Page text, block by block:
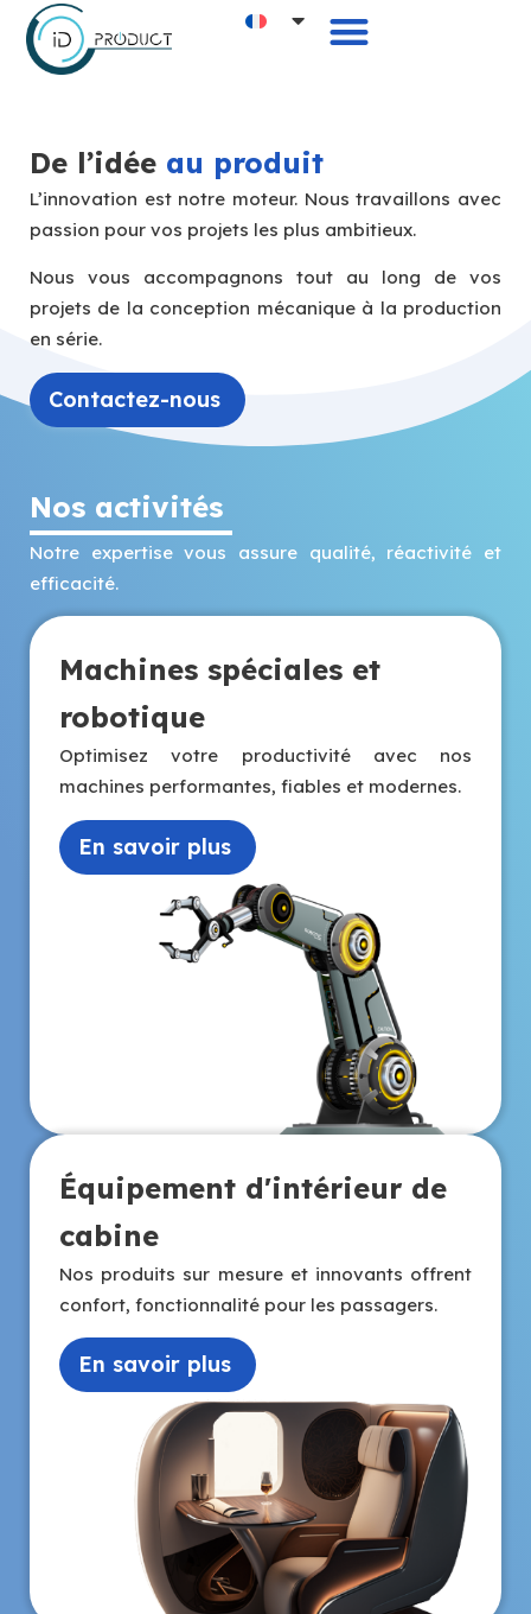
De l’idée au produit
L’innovation est notre moteur. Nous travaillons avec
passion pour vos projets les plus ambitieux.
Nous vous accompagnons tout au long de vos
projets de la conception mécanique à la production
en série.
Contactez-nous
Nos activités
Notre expertise vous assure qualité, réactivité et
efficacité.
Machines spéciales et
robotique
Optimisez votre productivité avec nos
machines performantes, fiables et modernes.
En savoir plus
Équipement d'intérieur de
cabine
Nos produits sur mesure et innovants offrent
confort, fonctionnalité pour les passagers.
En savoir plus